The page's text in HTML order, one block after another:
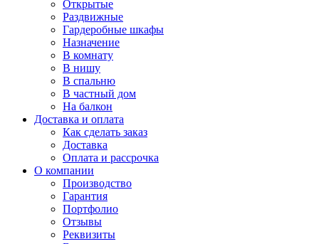
Открытые
Раздвижные
Гардеробные шкафы
Назначение
В комнату
В нишу
В спальню
В частный дом
На балкон
Доставка и оплата
Как сделать заказ
Доставка
Оплата и рассрочка
О компании
Производство
Гарантия
Портфолио
Отзывы
Реквизиты